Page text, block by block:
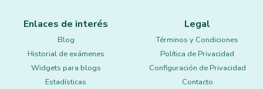
Enlaces de interés
Blog
Historial de exámenes
Widgets para blogs
Estadísticas
Legal
Términos y Condiciones
Política de Privacidad
Configuración de Privacidad
Contacto